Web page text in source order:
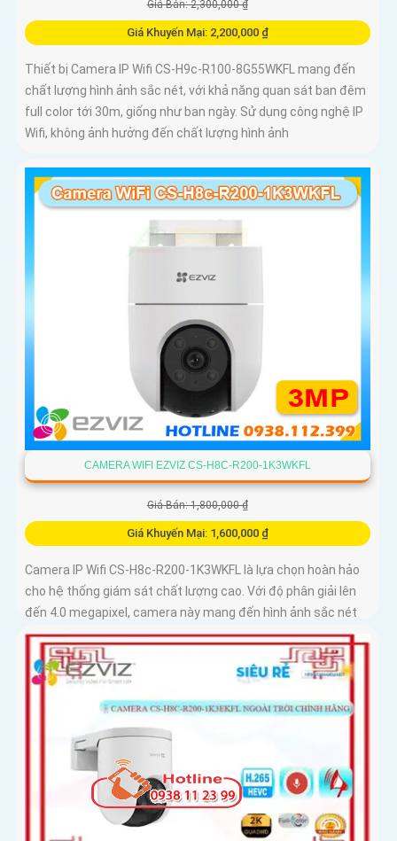
Giá Bán: 2,300,000 ₫
Giá Khuyến Mại: 2,200,000 ₫
Thiết bị Camera IP Wifi CS-H9c-R100-8G55WKFL mang đến
chất lượng hình ảnh sắc nét, với khả năng quan sát ban đêm
full color tới 30m, giống như ban ngày. Sử dụng công nghệ IP
Wifi, không ảnh hưởng đến chất lượng hình ảnh
CAMERA WIFI EZVIZ CS-H8C-R200-1K3WKFL
Giá Bán: 1,800,000 ₫
Giá Khuyến Mại: 1,600,000 ₫
Camera IP Wifi CS-H8c-R200-1K3WKFL là lựa chọn hoàn hảo
cho hệ thống giám sát chất lượng cao. Với độ phân giải lên
đến 4.0 megapixel, camera này mang đến hình ảnh sắc nét